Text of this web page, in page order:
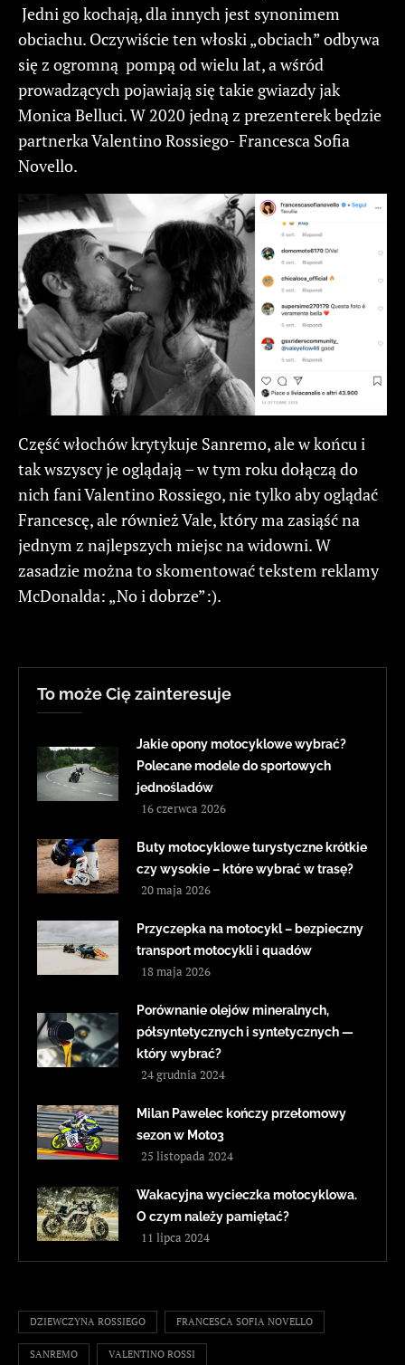
Jedni go kochają, dla innych jest synonimem
obciachu. Oczywiście ten włoski „obciach” odbywa
się z ogromną pompą od wielu lat, a wśród
prowadzących pojawiają się takie gwiazdy jak
Monica Belluci. W 2020 jedną z prezenterek będzie
partnerka Valentino Rossiego- Francesca Sofia
Novello.
Część włochów krytykuje Sanremo, ale w końcu i
tak wszyscy je oglądają – w tym roku dołączą do
nich fani Valentino Rossiego, nie tylko aby oglądać
Francescę, ale również Vale, który ma zasiąść na
jednym z najlepszych miejsc na widowni. W
zasadzie można to skomentować tekstem reklamy
McDonalda: „No i dobrze”:).
To może Cię zainteresuje
Jakie opony motocyklowe wybrać?
Polecane modele do sportowych
jednośladów
16 czerwca 2026
Buty motocyklowe turystyczne krótkie
czy wysokie – które wybrać w trasę?
20 maja 2026
Przyczepka na motocykl – bezpieczny
transport motocykli i quadów
18 maja 2026
Porównanie olejów mineralnych,
półsyntetycznych i syntetycznych —
który wybrać?
24 grudnia 2024
Milan Pawelec kończy przełomowy
sezon w Moto3
25 listopada 2024
Wakacyjna wycieczka motocyklowa.
O czym należy pamiętać?
11 lipca 2024
DZIEWCZYNA ROSSIEGO FRANCESCA SOFIA NOVELLO
SANREMO VALENTINO ROSSI